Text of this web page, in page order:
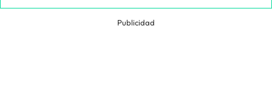
Publicidad